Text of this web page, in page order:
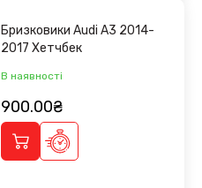
Бризковики Audi A3 2014-
2017 Хетчбек
В наявності
900.00₴